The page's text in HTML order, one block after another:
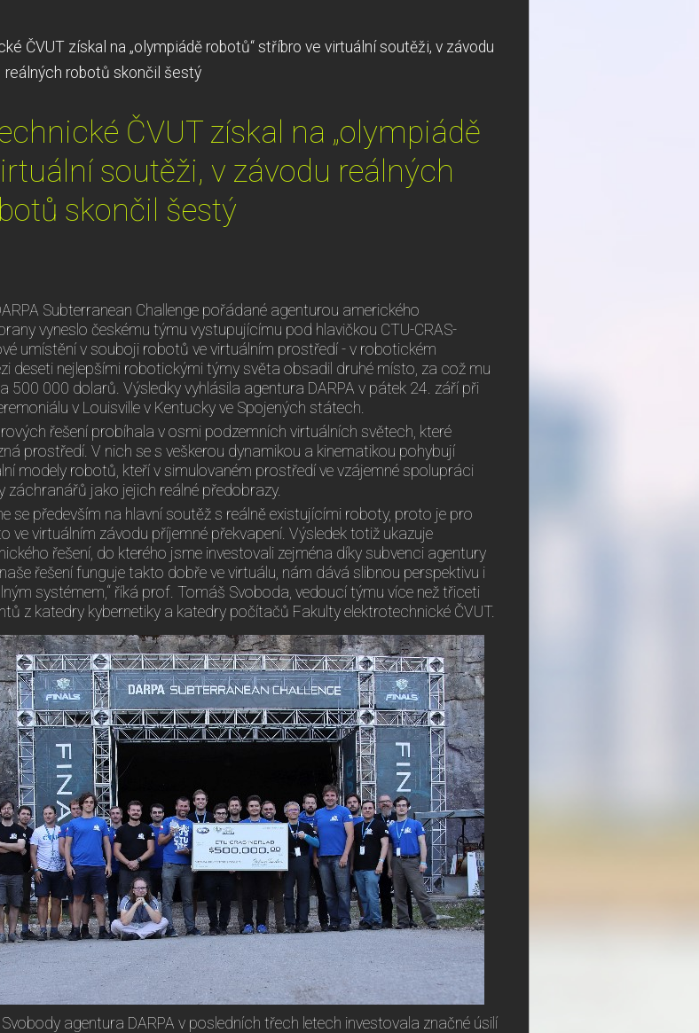
ČVUT získal na „olympiádě robotů“ stříbro ve virtuální soutěži, v závodu
reálných robotů skončil šestý
ČVUT získal na „olympiádě
soutěži, v závodu reálných
skončil šestý
Subterranean Challenge pořádané agenturou amerického
vyneslo českému týmu vystupujícímu pod hlavičkou CTU-CRAS-
umístění v souboji robotů ve virtuálním prostředí - v robotickém
deseti nejlepšími robotickými týmy světa obsadil druhé místo, za což mu
500 000 dolarů. Výsledky vyhlásila agentura DARPA v pátek 24. září při
v Louisville v Kentucky ve Spojených státech.
řešení probíhala v osmi podzemních virtuálních světech, které
prostředí. V nich se s veškerou dynamikou a kinematikou pohybují
modely robotů, kteří v simulovaném prostředí ve vzájemné spolupráci
záchranářů jako jejich reálné předobrazy.
se především na hlavní soutěž s reálně existujícími roboty, proto je pro
ve virtuálním závodu příjemné překvapení. Výsledek totiž ukazuje
řešení, do kterého jsme investovali zejména díky subvenci agentury
naše řešení funguje takto dobře ve virtuálu, nám dává slibnou perspektivu i
systémem,“ říká prof. Tomáš Svoboda, vedoucí týmu více než třiceti
z katedry kybernetiky a katedry počítačů Fakulty elektrotechnické ČVUT.
agentura DARPA v posledních třech letech investovala značné úsilí